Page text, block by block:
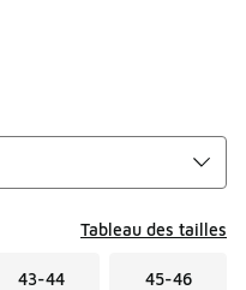
Tableau des tailles
43-44 45-46